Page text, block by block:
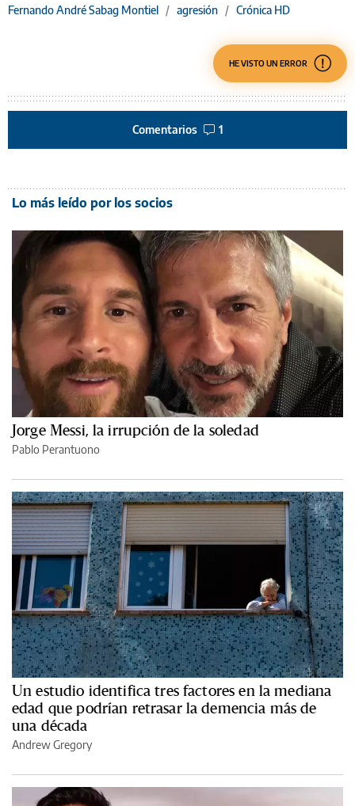
Fernando André Sabag Montiel / agresión / Crónica HD
HE VISTO UN ERROR
Comentarios 1
Lo más leído por los socios
Jorge Messi, la irrupción de la soledad
Pablo Perantuono
Un estudio identifica tres factores en la mediana
edad que podrían retrasar la demencia más de
una década
Andrew Gregory